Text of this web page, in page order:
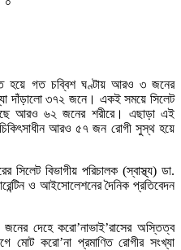
হয়ে গত চব্বিশ ঘণ্টায় আরও ৩ জনের
দাঁড়ালো ৩৭২ জনে। একই সময়ে সিলেট
আরও ৬২ জনের শরীরে। এছাড়া এই
চিকিৎসাধীন আরও ৫৭ জন রোগী সুস্থ হয়ে
সিলেট বিভাগীয় পরিচালক (স্বাস্থ্য) ডা.
ও আইসোলেশনের দৈনিক প্রতিবেদন
দেহে করো’নাভাই’রাসের অস্তিত্ব
মোট করো’না প্রমাণিত রোগীর সংখ্যা